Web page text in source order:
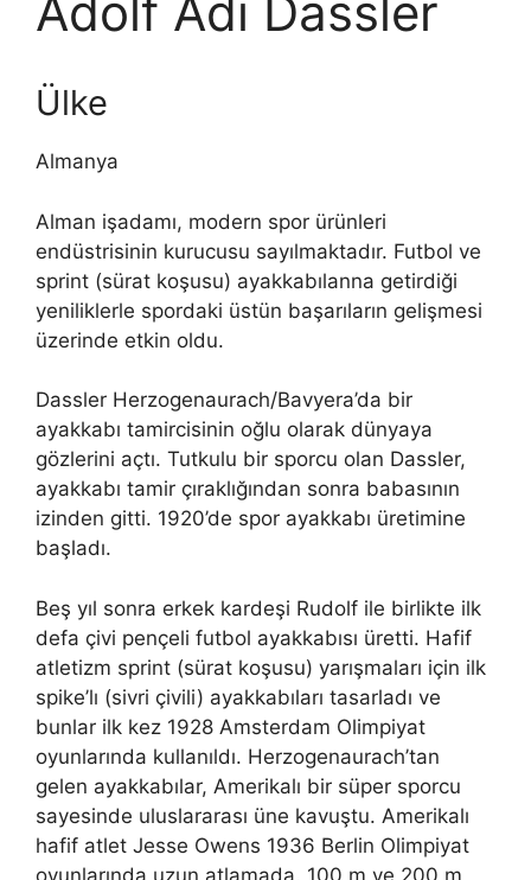
Adolf Adi Dassler
Ülke
Almanya
Alman işadamı, modern spor ürünleri
endüstrisinin kurucusu sayılmaktadır. Futbol ve
sprint (sürat koşusu) ayakkabılanna getirdiği
yeniliklerle spordaki üstün başarıların gelişmesi
üzerinde etkin oldu.
Dassler Herzogenaurach/Bavyera’da bir
ayakkabı tamircisinin oğlu olarak dünyaya
gözlerini açtı. Tutkulu bir sporcu olan Dassler,
ayakkabı tamir çıraklığından sonra babasının
izinden gitti. 1920’de spor ayakkabı üretimine
başladı.
Beş yıl sonra erkek kardeşi Rudolf ile birlikte ilk
defa çivi pençeli futbol ayakkabısı üretti. Hafif
atletizm sprint (sürat koşusu) yarışmaları için ilk
spike’lı (sivri çivili) ayakkabıları tasarladı ve
bunlar ilk kez 1928 Amsterdam Olimpiyat
oyunlarında kullanıldı. Herzogenaurach’tan
gelen ayakkabılar, Amerikalı bir süper sporcu
sayesinde uluslararası üne kavuştu. Amerikalı
hafif atlet Jesse Owens 1936 Berlin Olimpiyat
oyunlarında uzun atlamada, 100 m ve 200 m